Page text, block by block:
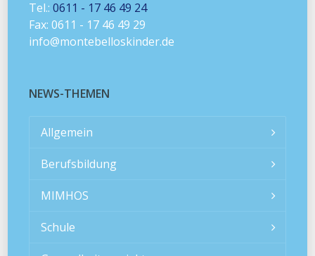
Tel.:0611 - 17 46 49 24
Fax: 0611 - 17 46 49 29
info@montebelloskinder.de
NEWS-THEMEN
Allgemein
Berufsbildung
MIMHOS
Schule